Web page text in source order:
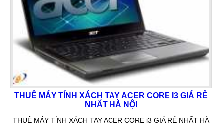
THUÊ MÁY TÍNH XÁCH TAY ACER CORE I3 GIÁ RẺ
NHẤT HÀ NỘI
THUÊ MÁY TÍNH XÁCH TAY ACER CORE i3 GIÁ RẺ NHẤT HÀ